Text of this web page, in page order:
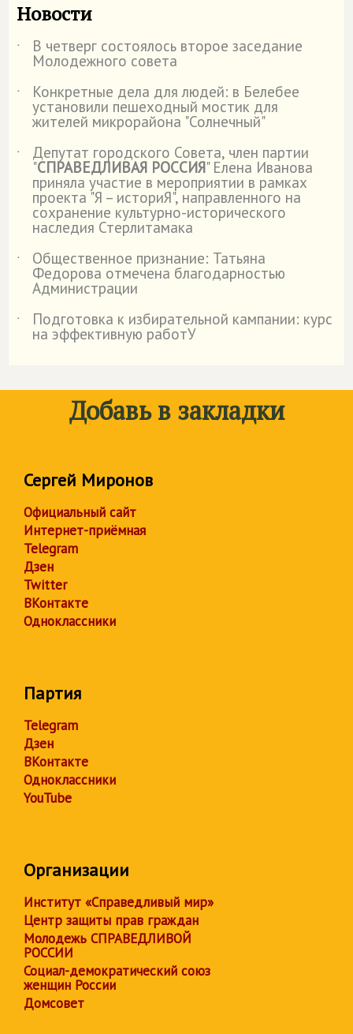
Новости
˙ В четверг состоялось второе заседание
Молодежного совета
˙
Конкретные дела для людей: в Белебее
установили пешеходный мостик для
жителей микрорайона "Солнечный"
˙
Депутат городского Совета, член партии
"СПРАВЕДЛИВАЯ РОССИЯ" Елена Иванова
приняла участие в мероприятии в рамках
проекта "Я – историЯ", направленного на
сохранение культурно-исторического
наследия Стерлитамака
˙
Общественное признание: Татьяна
Федорова отмечена благодарностью
Администрации
˙
Подготовка к избирательной кампании: курс
на эффективную работУ
Добавь в закладки
Сергей Миронов
Официальный сайт
Интернет-приёмная
Telegram
Дзен
Twitter
ВКонтакте
Одноклассники
Партия
Telegram
Дзен
ВКонтакте
Одноклассники
YouTube
Организации
Институт «Справедливый мир»
Центр защиты прав граждан
Молодежь СПРАВЕДЛИВОЙ
РОССИИ
Социал-демократический союз
женщин России
Домсовет